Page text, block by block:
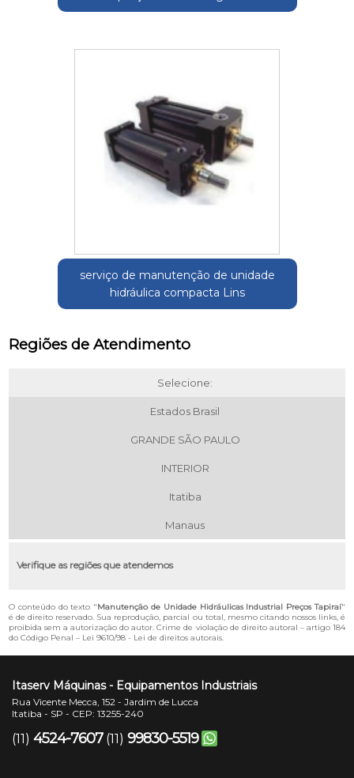
serviço de manutenção de unidade
hidráulica compacta Lins
Regiões de Atendimento
Selecione:
Estados Brasil
GRANDE SÃO PAULO
INTERIOR
Itatiba
Manaus
Verifique as regiões que atendemos
O conteúdo do texto "Manutenção de Unidade Hidráulicas Industrial Preços Tapiraí"
é de direito reservado. Sua reprodução, parcial ou total, mesmo citando nossos links, é
proibida sem a autorização do autor. Crime de violação de direito autoral – artigo 184
do Código Penal – Lei 9610/98 - Lei de direitos autorais.
Itaserv Máquinas - Equipamentos Industriais
Rua Vicente Mecca, 152 - Jardim de Lucca
Itatiba - SP - CEP: 13255-240
(11) 4524-7607 (11) 99830-5519